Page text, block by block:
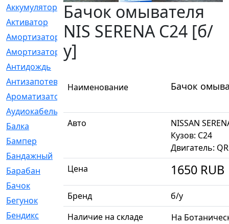
Аккумулятор
[2]
Активатор
[1]
Амортизатор
[608]
Амортизаторы
Антидождь
Антизапотеватель
Ароматизатор
Аудиокабель
[2]
Балка
Бампер
Бандажный
[6]
Барабан
Бачок
[40]
Бегунок
Бендикс
[26]
Бачок омывателя
NIS SERENA C24 [б/
у]
Наименование Бачок
Авто
NISSAN
Кузов: C24
Двигатель:
Цена
1650 RUB
Бренд
б/у
Наличие на складе
На